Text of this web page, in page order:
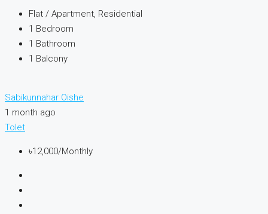
Flat / Apartment, Residential
1 Bedroom
1 Bathroom
1 Balcony
Sabikunnahar Oishe
1 month ago
Tolet
৳12,000/Monthly